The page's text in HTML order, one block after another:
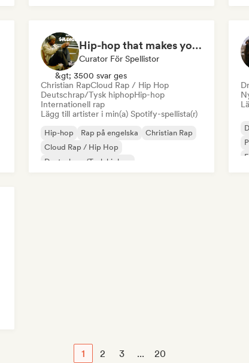
Hip-hop that makes you nod in silence
Curator För Spellistor
&gt; 3500 svar ges
Christian RapCloud Rap / Hip Hop
Deutschrap/Tysk hiphopHip-hop
Internationell rap
Lägg till artister i min(a) Spotify-spellista(r)
Hip-hop Rap på engelska
Christian Rap
Cloud Rap / Hip Hop
Deutschrap/Tysk hiphop
1 2 3 ... 20